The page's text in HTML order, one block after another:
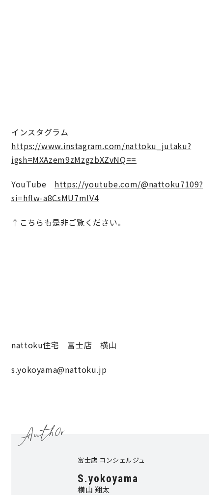
インスタグラム
https://www.instagram.com/nattoku_jutaku?
igsh=MXAzem9zMzgzbXZvNQ==
YouTube https://youtube.com/@nattoku7109?
si=hflw-a8CsMU7mlV4
↑こちらも是非ご覧ください。
nattoku住宅 富士店 横山
s.yokoyama@nattoku.jp
富士店 コンシェルジュ
S.yokoyama
横山 翔太